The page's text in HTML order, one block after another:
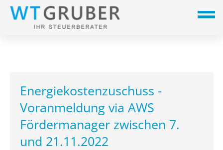
Energiekostenzuschuss -
Voranmeldung via AWS
Fördermanager zwischen 7.
und 21.11.2022